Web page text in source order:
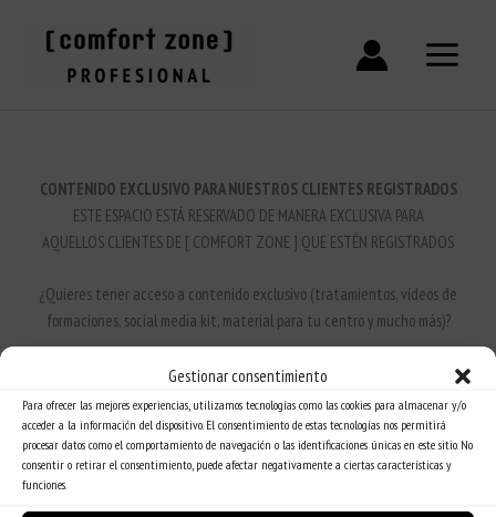
Gestionar consentimiento
Para ofrecer las mejores experiencias, utilizamos tecnologías como las cookies para almacenar y/o
acceder a la información del dispositivo. El consentimiento de estas tecnologías nos permitirá
procesar datos como el comportamiento de navegación o las identificaciones únicas en este sitio. No
consentir o retirar el consentimiento, puede afectar negativamente a ciertas características y
funciones.
CONTENIDO EXCLUSIVO PARA NUESTROS CLIENTES REGISTRADOS
ESTE ESPACIO ESTÁ RESERVADO DE MANERA EXCLUSIVA PARA
AQUELLOS CLIENTES DE [ COMFORT ZONE ] QUE ESTÉN REGISTRADOS
¿Quieres tener acceso a contenido exclusivo (tratamientos, vídeos de
formaciones, social media kit, material para tu centro y mucho más)?
CONVIÉRTETE EN CLIENTE [ COMFORT ZONE ]
CONTÁCTANOS